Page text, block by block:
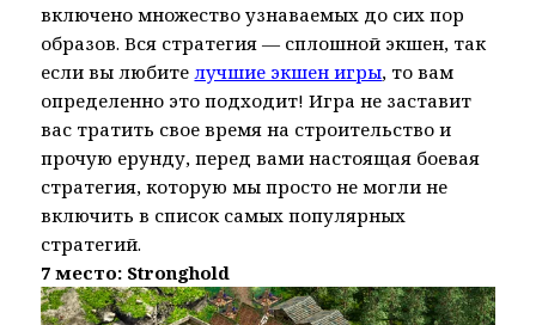
включено множество узнаваемых до сих пор
образов. Вся стратегия — сплошной экшен, так
если вы любите лучшие экшен игры, то вам
определенно это подходит! Игра не заставит
вас тратить свое время на строительство и
прочую ерунду, перед вами настоящая боевая
стратегия, которую мы просто не могли не
включить в список самых популярных
стратегий.
7 место: Stronghold